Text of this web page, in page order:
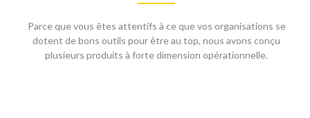
Parce que vous êtes attentifs à ce que vos organisations se
dotent de bons outils pour être au top, nous avons conçu
plusieurs produits à forte dimension opérationnelle.